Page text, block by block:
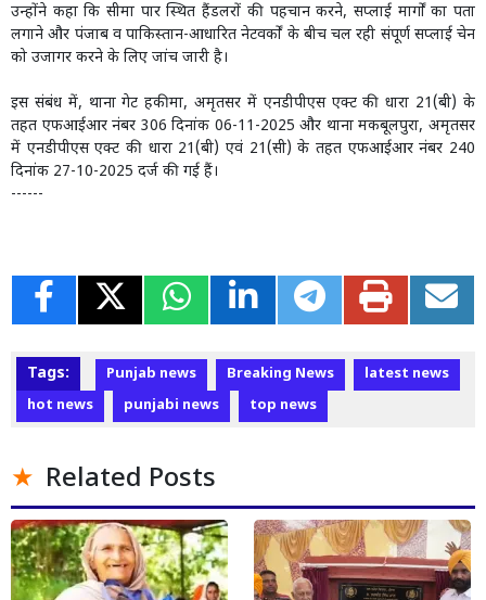
उन्होंने कहा कि सीमा पार स्थित हैंडलरों की पहचान करने, सप्लाई मार्गों का पता
लगाने और पंजाब व पाकिस्तान-आधारित नेटवर्कों के बीच चल रही संपूर्ण सप्लाई चेन
को उजागर करने के लिए जांच जारी है।
इस संबंध में, थाना गेट हकीमा, अमृतसर में एनडीपीएस एक्ट की धारा 21(बी) के
तहत एफआईआर नंबर 306 दिनांक 06-11-2025 और थाना मकबूलपुरा, अमृतसर
में एनडीपीएस एक्ट की धारा 21(बी) एवं 21(सी) के तहत एफआईआर नंबर 240
दिनांक 27-10-2025 दर्ज की गई हैं।
------
Tags: Punjab news Breaking News
latest news
hot news
punjabi news top news
Related Posts